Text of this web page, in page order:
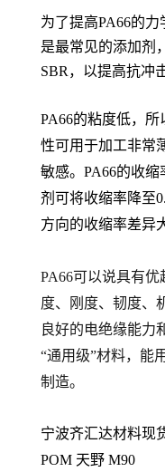
为了提高PA66的
是最常见的添加剂
SBR，以提高抗冲
PA66的粘度低，
性可用于加工非常
敏感。PA66的收缩
剂可将收缩率降至
方向的收缩率差异
PA66可以说具有
度、刚度、韧度、
良好的电绝缘能力
“通用级”材料，能
制造。
宁波齐汇达材料现
POM 天野 M90